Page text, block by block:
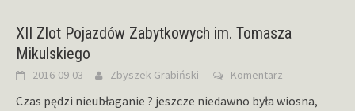
XII Zlot Pojazdów Zabytkowych im. Tomasza
Mikulskiego
2016-09-03 Zbyszek Grabiński Komentarz
Czas pędzi nieubłaganie ? jeszcze niedawno była wiosna,